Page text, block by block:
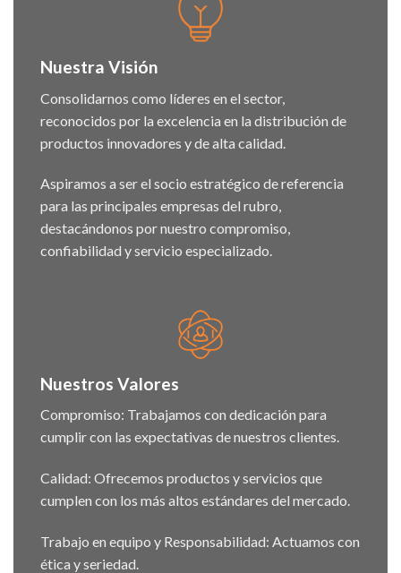
Nuestra Visión
Consolidarnos como líderes en el sector,
reconocidos por la excelencia en la distribución de
productos innovadores y de alta calidad.
Aspiramos a ser el socio estratégico de referencia
para las principales empresas del rubro,
destacándonos por nuestro compromiso,
confiabilidad y servicio especializado.
Nuestros Valores
Compromiso: Trabajamos con dedicación para
cumplir con las expectativas de nuestros clientes.
Calidad: Ofrecemos productos y servicios que
cumplen con los más altos estándares del mercado.
Trabajo en equipo y Responsabilidad: Actuamos con
ética y seriedad.